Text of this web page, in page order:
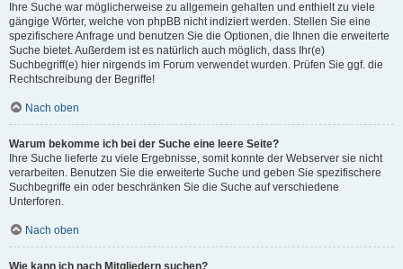
Ihre Suche war möglicherweise zu allgemein gehalten und enthielt zu viele
gängige Wörter, welche von phpBB nicht indiziert werden. Stellen Sie eine
spezifischere Anfrage und benutzen Sie die Optionen, die Ihnen die erweiterte
Suche bietet. Außerdem ist es natürlich auch möglich, dass Ihr(e)
Suchbegriff(e) hier nirgends im Forum verwendet wurden. Prüfen Sie ggf. die
Rechtschreibung der Begriffe!
Nach oben
Warum bekomme ich bei der Suche eine leere Seite?
Ihre Suche lieferte zu viele Ergebnisse, somit konnte der Webserver sie nicht
verarbeiten. Benutzen Sie die erweiterte Suche und geben Sie spezifischere
Suchbegriffe ein oder beschränken Sie die Suche auf verschiedene
Unterforen.
Nach oben
Wie kann ich nach Mitgliedern suchen?